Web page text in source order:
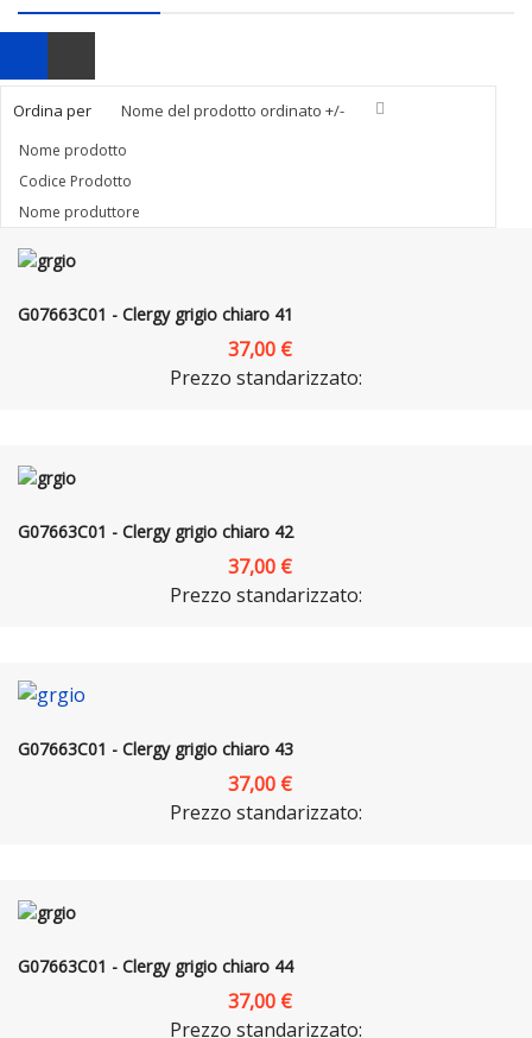
Ordina per Nome del prodotto ordinato +/-
Nome prodotto
Codice Prodotto
Nome produttore
G07663C01 - Clergy grigio chiaro 41
37,00 €
Prezzo standarizzato:
G07663C01 - Clergy grigio chiaro 42
37,00 €
Prezzo standarizzato:
G07663C01 - Clergy grigio chiaro 43
37,00 €
Prezzo standarizzato:
G07663C01 - Clergy grigio chiaro 44
37,00 €
Prezzo standarizzato: